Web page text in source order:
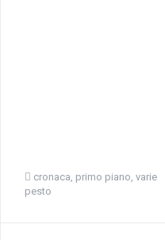
cronaca primo piano varie
pesto